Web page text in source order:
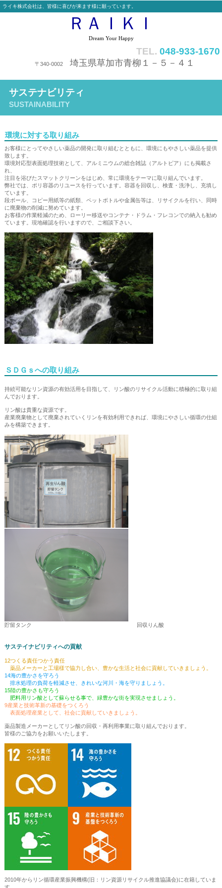
ライキ株式会社は、皆様に喜びが来ます様に願っています。
ＲＡＩＫＩ
Dream Your Happy
TEL. 048-933-1670
〒340-0002 埼玉県草加市青柳１－５－４１
サステナビリティ
SUSTAINABILITY
環境に対する取り組み
お客様にとってやさしい薬品の開発に取り組むとともに、環境にもやさしい薬品を提供
致します。
環境対応型表面処理技術として、アルミニウムの総合雑誌（アルトピア）にも掲載さ
れ、
注目を浴びたスマットクリーンをはじめ、常に環境をテーマに取り組んでいます。
弊社では、ポリ容器のリユースを行っています。容器を回収し、検査・洗浄し、充填し
ています。
段ボール、コピー用紙等の紙類、ペットボトルや金属缶等は、リサイクルを行い、同時
に廃棄物の削減に努めています。
お客様の作業軽減のため、ローリー移送やコンテナ・ドラム・フレコンでの納入も勧め
ています。現地確認を行いますので、ご相談下さい。
ＳＤＧｓへの取り組み
持続可能なリン資源の有効活用を目指して、リン酸のリサイクル活動に積極的に取り組
んでおります。
リン酸は貴重な資源です。
産業廃棄物として廃棄されていくリンを有効利用できれば、環境にやさしい循環の仕組
みを構築できます。
貯留タンク 回収りん酸
サステイナビリティへの貢献
12つくる責任つかう責任
薬品メーカーと工場様で協力し合い、豊かな生活と社会に貢献していきましょう。
14海の豊かさを守ろう
排水処理の負荷を軽減させ、きれいな河川・海を守りましょう。
15陸の豊かさも守ろう
肥料用リン酸として蘇らせる事で、緑豊かな街を実現させましょう。
9産業と技術革新の基礎をつくろう
表面処理産業として、社会に貢献していきましょう。
薬品製造メーカーとしてリン酸の回収・再利用事業に取り組んでおります。
皆様のご協力をお願いいたします。
2010年からリン循環産業振興機構(旧：リン資源リサイクル推進協議会)に在籍していま